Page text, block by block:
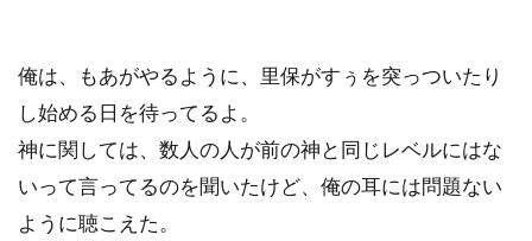
俺は、もあがやるように、里保がすぅを突っついたり
し始める日を待ってるよ。
神に関しては、数人の人が前の神と同じレベルにはな
いって言ってるのを聞いたけど、俺の耳には問題ない
ように聴こえた。